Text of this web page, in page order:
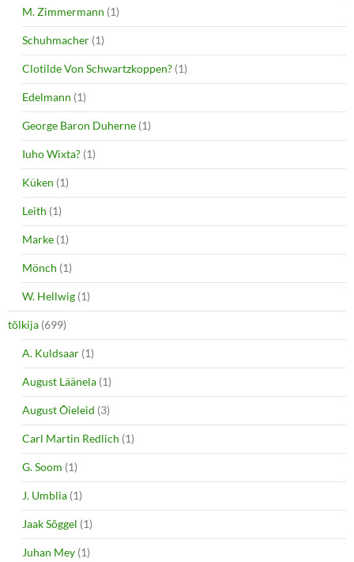
M. Zimmermann (1)
Schuhmacher (1)
Clotilde Von Schwartzkoppen? (1)
Edelmann (1)
George Baron Duherne (1)
Iuho Wixta? (1)
Küken (1)
Leith (1)
Marke (1)
Mönch (1)
W. Hellwig (1)
tõlkija (699)
A. Kuldsaar (1)
August Läänela (1)
August Õieleid (3)
Carl Martin Redlich (1)
G. Soom (1)
J. Umblia (1)
Jaak Sõggel (1)
Juhan Mey (1)